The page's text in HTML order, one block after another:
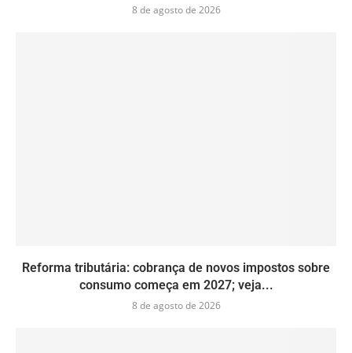
8 de agosto de 2026
Reforma tributária: cobrança de novos impostos sobre
consumo começa em 2027; veja...
8 de agosto de 2026